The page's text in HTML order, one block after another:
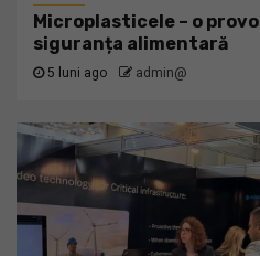
Microplasticele – o
siguranța alimentară
5 luni ago admin@